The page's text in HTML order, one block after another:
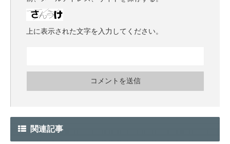
上に表示された文字を入力してください。
関連記事